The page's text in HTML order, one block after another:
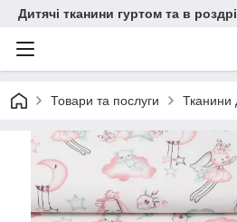
Дитячі тканини гуртом та в
Товари та послуги Тканини